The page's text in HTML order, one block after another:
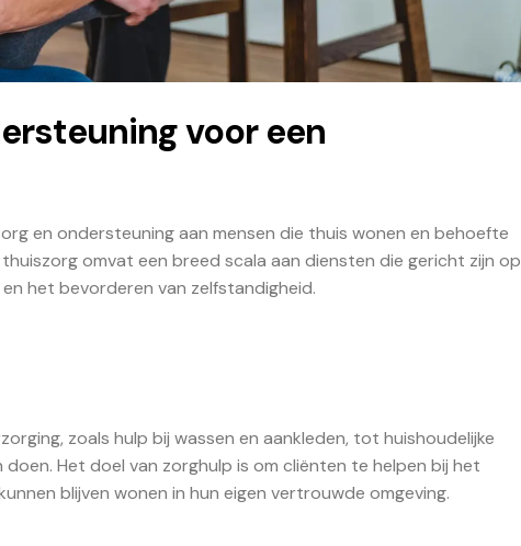
voor een
en ondersteuning aan mensen die thuis wonen en behoefte
omvat een breed scala aan diensten die gericht zijn op
het bevorderen van zelfstandigheid.
zoals hulp bij wassen en aankleden, tot huishoudelijke
Het doel van zorghulp is om cliënten te helpen bij het
blijven wonen in hun eigen vertrouwde omgeving.